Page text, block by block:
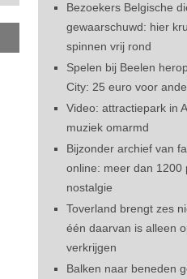
Bezoekers Belgische
gewaarschuwd: hier
spinnen vrij rond
Spelen bij Beelen
City: 25 euro voor
Video: attractiepark in
muziek omarmd
Bijzonder archief van
online: meer dan 1200
nostalgie
Toverland brengt zes
één daarvan is alleen
verkrijgen
Balken naar beneden